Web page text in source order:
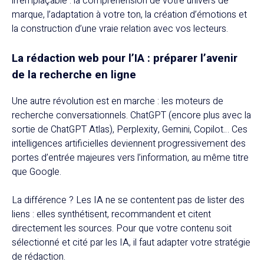
marque, l’adaptation à votre ton, la création d’émotions et
la construction d’une vraie relation avec vos lecteurs.
La rédaction web pour l’IA : préparer l’avenir
de la recherche en ligne
Une autre révolution est en marche : les moteurs de
recherche conversationnels. ChatGPT (encore plus avec la
sortie de ChatGPT Atlas), Perplexity, Gemini, Copilot… Ces
intelligences artificielles deviennent progressivement des
portes d’entrée majeures vers l’information, au même titre
que Google.
La différence ? Les IA ne se contentent pas de lister des
liens : elles synthétisent, recommandent et citent
directement les sources. Pour que votre contenu soit
sélectionné et cité par les IA, il faut adapter votre stratégie
de rédaction.